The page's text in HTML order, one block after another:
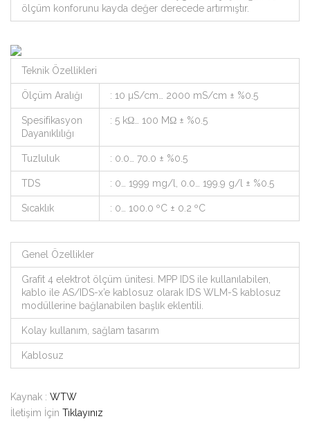
ölçüm konforunu kayda değer derecede artırmıştır.
Teknik Özellikleri
Ölçüm Aralığı : 10 µS/cm… 2000 mS/cm ± %0.5
Spesifikasyon
Dayanıklılığı
: 5 kΩ… 100 MΩ ± %0.5
Tuzluluk : 0.0… 70.0 ± %0.5
TDS : 0… 1999 mg/l, 0.0… 199.9 g/l ± %0.5
Sıcaklık : 0… 100.0 ºC ± 0.2 ºC
Genel Özellikler
Grafit 4 elektrot ölçüm ünitesi. MPP IDS ile kullanılabilen,
kablo ile AS/IDS-x’e kablosuz olarak IDS WLM-S kablosuz
modüllerine bağlanabilen başlık eklentili.
Kolay kullanım, sağlam tasarım
Kablosuz
Kaynak : WTW
İletişim İçin Tıklayınız